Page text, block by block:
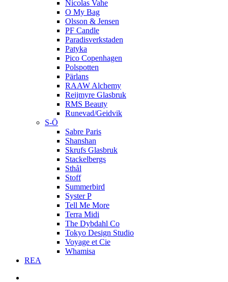
Nicolas Vahe
O My Bag
Olsson & Jensen
PF Candle
Paradisverkstaden
Patyka
Pico Copenhagen
Polspotten
Pärlans
RAAW Alchemy
Reijmyre Glasbruk
RMS Beauty
Runevad/Geidvik
S-Ö
Sabre Paris
Shanshan
Skrufs Glasbruk
Stackelbergs
Sthål
Stoff
Summerbird
Syster P
Tell Me More
Terra Midi
The Dybdahl Co
Tokyo Design Studio
Voyage et Cie
Whamisa
REA